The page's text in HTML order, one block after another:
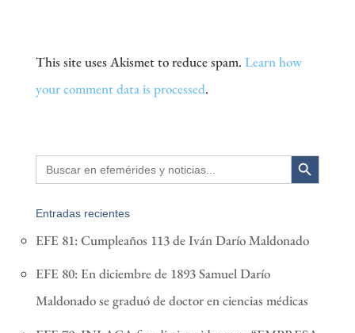
This site uses Akismet to reduce spam. Learn how
your comment data is processed.
Search
for:
Search Button
Entradas recientes
EFE 81: Cumpleaños 113 de Iván Darío Maldonado
EFE 80: En diciembre de 1893 Samuel Darío
Maldonado se graduó de doctor en ciencias médicas